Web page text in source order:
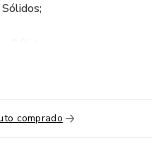
dos Resíduos Sólidos;
comprado